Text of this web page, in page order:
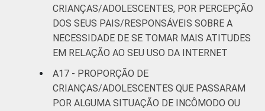
CRIANÇAS/ADOLESCENTES, POR PERCEPÇÃO
DOS SEUS PAIS/RESPONSÁVEIS SOBRE A
NECESSIDADE DE SE TOMAR MAIS ATITUDES
EM RELAÇÃO AO SEU USO DA INTERNET
A17 - PROPORÇÃO DE
CRIANÇAS/ADOLESCENTES QUE PASSARAM
POR ALGUMA SITUAÇÃO DE INCÔMODO OU